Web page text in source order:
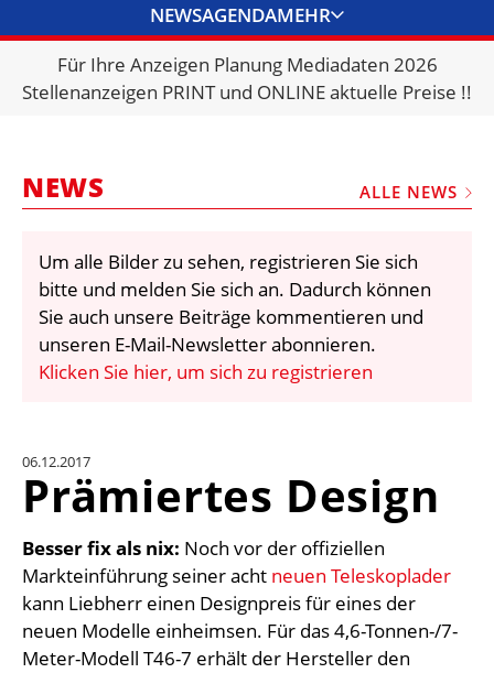
NEWSAGENDAMEHR
BRANCHENLINKS
VERMIETER
VIDEOS
BIBLIOTHEK
KRAN & BÜHNE
EINHEITENKONVERTER
KONTAKT
Für Ihre Anzeigen Planung Mediadaten 2026
Stellenanzeigen PRINT und ONLINE aktuelle Preise !!
NEWS ALLE NEWS
Um alle Bilder zu sehen, registrieren Sie sich
bitte und melden Sie sich an. Dadurch können
Sie auch unsere Beiträge kommentieren und
unseren E-Mail-Newsletter abonnieren.
Klicken Sie hier, um sich zu registrieren
06.12.2017
Prämiertes Design
Besser fix als nix: Noch vor der offiziellen
Markteinführung seiner acht neuen Teleskoplader
kann Liebherr einen Designpreis für eines der
neuen Modelle einheimsen. Für das 4,6-Tonnen-/7-
Meter-Modell T46-7 erhält der Hersteller den